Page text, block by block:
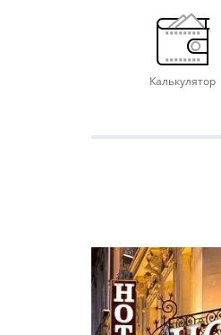
Калькулятор